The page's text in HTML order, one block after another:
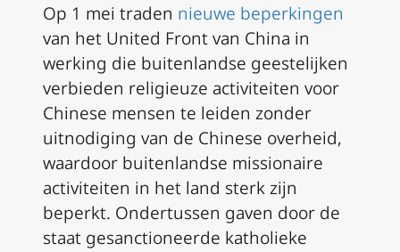
Op 1 mei traden nieuwe beperkingen
van het United Front van China in
werking die buitenlandse geestelijken
verbieden religieuze activiteiten voor
Chinese mensen te leiden zonder
uitnodiging van de Chinese overheid,
waardoor buitenlandse missionaire
activiteiten in het land sterk zijn
beperkt. Ondertussen gaven door de
staat gesanctioneerde katholieke